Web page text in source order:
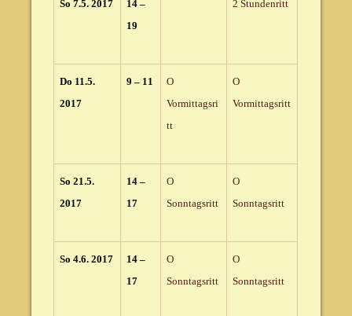
So 7.5. 2017
14 –
19
2 Stundenritt
Do 11.5.
2017
9 – 11
O
Vormittagsri
tt
O
Vormittagsritt
So 21.5.
2017
14 –
17
O
Sonntagsritt
O
Sonntagsritt
So 4.6. 2017
14 –
17
O
Sonntagsritt
O
Sonntagsritt